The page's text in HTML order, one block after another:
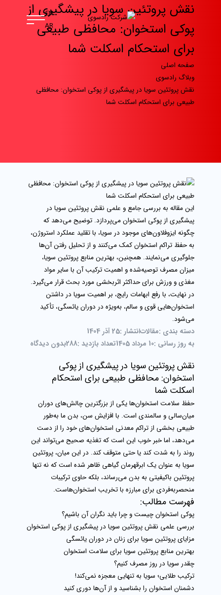
EN
AR
نقش پروتئین سویا در پیشگیری از
پوکی استخوان: محافظی طبیعی
برای استحکام اسکلت شما
صفحه اصلی
وبلاگ رادسوی
نقش پروتئین سویا در پیشگیری از پوکی استخوان: محافظی
طبیعی برای استحکام اسکلت شما
این مقاله به بررسی جامع و علمی نقش پروتئین سویا در
پیشگیری از پوکی استخوان می‌پردازد. توضیح می‌دهد که
چگونه ایزوفلاون‌های موجود در سویا، با تقلید عملکرد استروژن،
به حفظ تراکم استخوان کمک می‌کنند و از تحلیل رفتن آن‌ها
جلوگیری می‌نمایند. همچنین، بهترین منابع پروتئین سویا،
میزان مصرف توصیه‌شده و اهمیت ترکیب آن با سایر مواد
مغذی و ورزش برای حداکثر اثربخشی مورد بحث قرار می‌گیرد.
در نهایت، با رفع ابهامات رایج، بر اهمیت سویا در داشتن
استخوان‌هایی قوی و سالم، به‌ویژه در دوران یائسگی، تأکید
می‌شود.
دسته بندی :مقالاتانتشار :25 آذر 1404
به روز رسانی :10 مرداد 1405 تعداد بازدید :288بدون دیدگاه
نقش پروتئین سویا در پیشگیری از پوکی
استخوان: محافظی طبیعی برای استحکام
اسکلت شما
حفظ سلامت استخوان‌ها یکی از بزرگترین چالش‌های دوران
میان‌سالی و سالمندی است. با افزایش سن، بدن ما به‌طور
طبیعی بخشی از تراکم معدنی استخوان‌های خود را از دست
می‌دهد، اما خبر خوب این است که تغذیه صحیح می‌تواند این
روند را به شدت کند یا حتی متوقف کند. در این میان، پروتئین
سویا به عنوان یک ابرقهرمان گیاهی ظاهر شده است که نه تنها
پروتئین باکیفیتی به بدن می‌رساند، بلکه حاوی ترکیبات
منحصربه‌فردی برای مبارزه با تخریب استخوان‌هاست.
فهرست مطالب:
پوکی استخوان چیست و چرا باید نگران آن باشیم؟
بررسی علمی نقش پروتئین سویا در پیشگیری از پوکی استخوان
مزایای پروتئین سویا برای زنان در دوران یائسگی
بهترین منابع پروتئین سویا برای سلامت استخوان
چقدر سویا در روز مصرف کنیم؟
ترکیب طلایی؛ سویا به تنهایی معجزه نمی‌کند!
دشمنان استخوان را بشناسید و از آن‌ها دوری کنید